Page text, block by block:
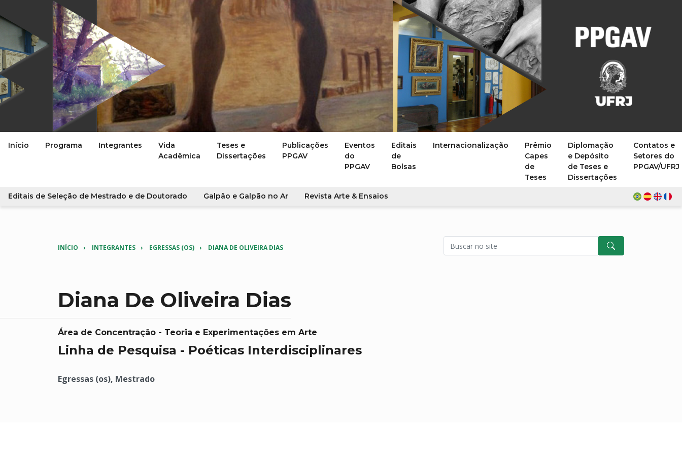
Início Programa Integrantes
Vida
Acadêmica
Teses e
Dissertações
Publicações
PPGAV
Eventos
do
PPGAV
Editais
de
Bolsas
Internacionalização
Prêmio
Capes
de
Teses
Diplomação
e Depósito
de Teses e
Dissertações
Contatos e
Setores do
PPGAV/UFRJ
Editais de Seleção de Mestrado e de Doutorado Galpão e Galpão no Ar Revista Arte & Ensaios
INÍCIO INTEGRANTES EGRESSAS (OS) DIANA DE OLIVEIRA DIAS
Diana De Oliveira Dias
Área de Concentração - Teoria e Experimentações em Arte
Linha de Pesquisa - Poéticas Interdisciplinares
Egressas (os), Mestrado